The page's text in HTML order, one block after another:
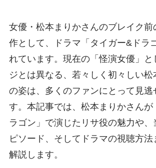
女優・松本まりかさんのブレイク前
作として、ドラマ「タイガー&ドラ
れています。現在の「怪演女優」と
ジとは異なる、若々しく初々しい松
の姿は、多くのファンにとって見逃
す。本記事では、松本まりかさんが
ラゴン」で演じたリサ役の魅力や、
ピソード、そしてドラマの視聴方法
解説します。